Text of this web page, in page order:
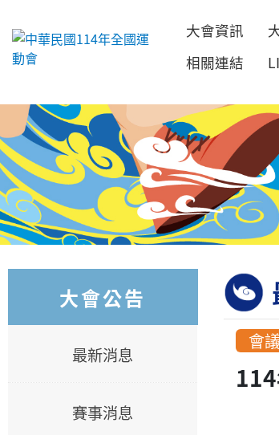
跳到主要內容
大會資訊
相關連結
大會公告
最新消息
賽事消息
會